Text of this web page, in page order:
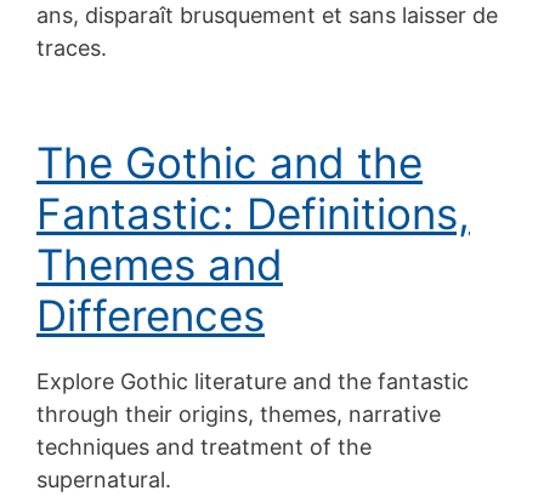
ans, disparaît brusquement et sans laisser de
traces.
The Gothic and the
Fantastic: Definitions,
Themes and
Differences
Explore Gothic literature and the fantastic
through their origins, themes, narrative
techniques and treatment of the
supernatural.